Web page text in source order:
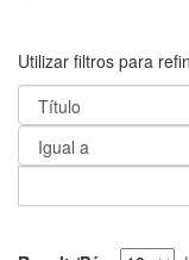
Utilizar filtros para